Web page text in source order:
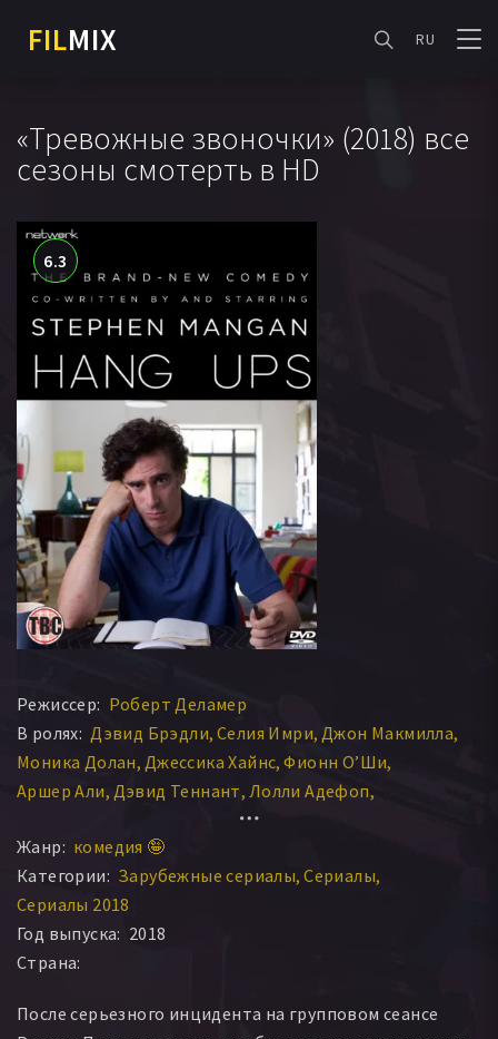
FILMIX RU
«Тревожные звоночки» (2018) все
сезоны смотерть в HD
6.3
Режиссер: Роберт Деламер
В ролях: Дэвид Брэдли Селия Имри Джон Макмилла
Моника Долан Джессика Хайнс Фионн О’Ши
Аршер Али Дэвид Теннант Лолли Адефоп
Стивен Мэнгэн
Даррен Бойд Стив Орам
Ричард Э. Грант Джо Джойнер Бебе Кейв
Карл Теобалд
Kaine Zajaz Хавьер Марзан
Шинед Мэтьюз
Толу Огунмефун Джейсон Лэнгли Stephen Teelan
Жанр: комедия 🤪
Категории: Зарубежные сериалы Сериалы
Сериалы 2018
Год выпуска: 2018
Страна:
После серьезного инцидента на групповом сеансе